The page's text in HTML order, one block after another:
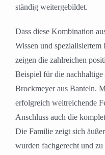
ständig weitergebildet.
Dass diese Kombination
Wissen und
zeigen die zahlreichen
Beispiel für die
Brockmeyer aus Banteln.
erfolgreich weitreichende
Anschluss auch die
Die Familie zeigt sich
wurden fachgerecht und